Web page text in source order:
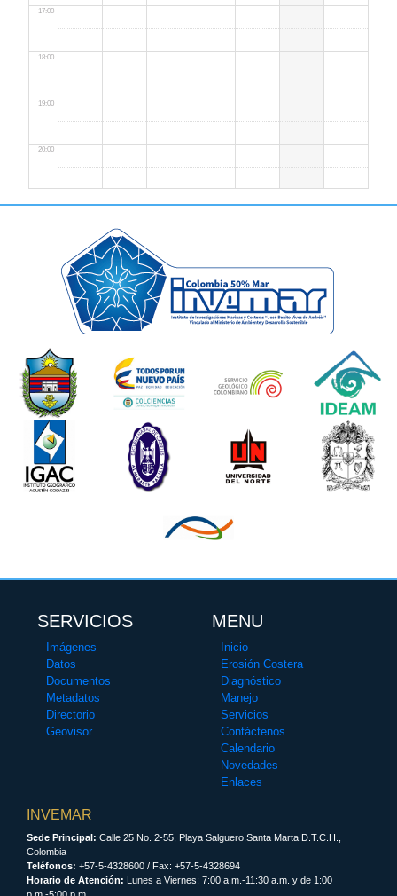
17:00
18:00
19:00
20:00
SERVICIOS
Imágenes
Datos
Documentos
Metadatos
Directorio
Geovisor
MENU
Inicio
Erosión Costera
Diagnóstico
Manejo
Servicios
Contáctenos
Calendario
Novedades
Enlaces
INVEMAR
Sede Principal: Calle 25 No. 2-55, Playa Salguero,Santa Marta D.T.C.H.,
Colombia
Teléfonos: +57-5-4328600 / Fax: +57-5-4328694
Horario de Atención: Lunes a Viernes; 7:00 a.m.-11:30 a.m. y de 1:00